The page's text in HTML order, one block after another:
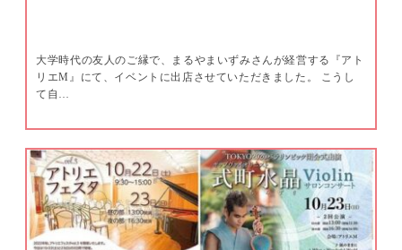
大学時代の友人のご縁で、まるやまいずみさんが経営する『アト
リエM』にて、イベントに出店させていただきました。 こうし
て自…